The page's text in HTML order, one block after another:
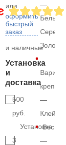
или
оформить
быстрый
заказ
и наличные
Установка
и
доставка
500
руб.
Установка
3
—
Белый,
Золото
—
Клей
Вес
—